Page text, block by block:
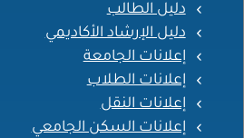
دليل الطالب
دليل الإرشاد الأكاديمي
إعلانات الجامعة
إعلانات الطلاب
إعلانات النقل
إعلانات السكن الجامعي